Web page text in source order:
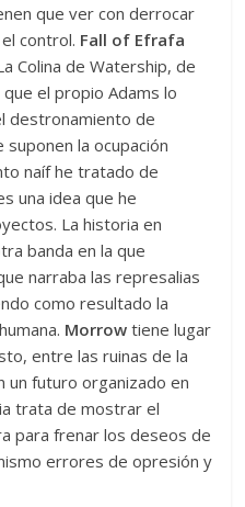
que ver con derrocar
control. Fall of Efrafa
Colina de Watership, de
el propio Adams lo
destronamiento de
la ocupación
naíf he tratado de
una idea que he
La historia en
banda en la que
narraba las represalias
como resultado la
Morrow tiene lugar
entre las ruinas de la
un futuro organizado en
trata de mostrar el
para frenar los deseos de
errores de opresión y